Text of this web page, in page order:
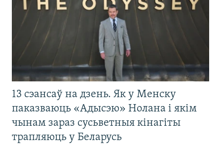
13 сэансаў на дзень. Як у Менску
паказваюць «Адысэю» Нолана і якім
чынам зараз сусьветныя кінагіты
трапляюць у Беларусь